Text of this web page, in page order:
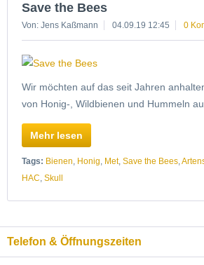
Save the Bees
Von: Jens Kaßmann 04.09.19 12:45 0
Wir möchten auf das seit Jahren
von Honig-, Wildbienen und Hummeln
Mehr lesen
Tags: Bienen, Honig, Met, Save the Bees,
HAC, Skull
Telefon & Öffnungszeiten